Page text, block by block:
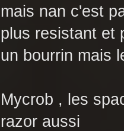
mais nan c'est
plus resistant et
un bourrin mais
Mycrob , les
razor aussi